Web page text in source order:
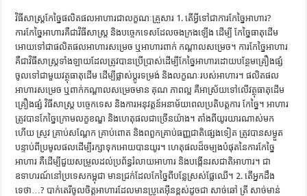
វិធីសាស្រ្តកែច្នៃផលិតផលអាហារជាលក្ខណៈគ្រួសារ 1. តើអ្វីទៅជាការកែច្នៃអាហារ?
ការកែច្នៃអាហារគឺជាវិធីសាស្រ្ត និងបច្ចេកទេសដែលចងក្រងឡើង ដើម្បី កែច្នៃធាតុដើម
អោយទៅជាផលិតផលអាហារសម្រេច ឬអាហារពាក់ កណ្តាលសម្រេច។ ការកែច្នៃអាហារ
គឺជាវិធីសាស្រ្តទាំងឡាយដែលត្រូវបានប្រើប្រាស់ដើម្បីកែច្នៃអាហារដោយបន្ថែមគ្រឿងផ្សំ
ចូលទៅជាមួយវត្ថុធាតុដើម ដើម្បីផ្លាស់ប្តូរទម្រង់ និងលក្ខណៈរបស់អាហារ។ ផលិតផល
អាហារសម្រេច ឬពាក់កណ្តាលសម្រេចមាន គុណ ភាពល្អ គឺអាស្រ័យទៅលើវត្ថុធាតុដើម
គ្រឿងផ្សំ វិធីសាស្រ្ត បច្ចេកទេស និងការអនុវត្តន៍អនាម័យពេលប្រតិបត្តការ កែច្នៃ។ អាហារ
ត្រូវបានកែច្នៃក្រោមលក្ខខណ្ឌ និងហេតុផលជាច្រើនយ៉ាង។ តាំងពីយូរយារណាស់មក
ហើយ ស្រូវ គ្រាប់សណ្តែក គ្រាប់ពោត និងពពួកគ្រាប់ធញ្ញជាតិផ្សេងទៀត ត្រូវបានសម្ងួត
បន្ទាប់ពីប្រមូលផលដើម្បីរក្សាទុកអោយបានយូរ។ ហេតុផលដ៏ចម្បងបំផុតនៃការកែច្នៃ
អាហារ គឺដើម្បីជួយសម្រួលដល់ប្រព័ន្ធរំលាយអាហារ និងបង្កើនរសជាតិអាហារ។ ជា
ឧទាហរណ៍នៅប្រទេសកម្ពុជា មានជ្រក់ដែលកែច្នៃពីបន្លែស្រស់ផ្លែឈើ។ 2. តើអ្នកដឹង
ទេថា…? បាក់តេរីចូលចិត្តអាហារដែលមានប្រូតេអ៊ីនខ្ពស់ដូចជា សាច់ឆៅ ត្រី សាច់មាន់